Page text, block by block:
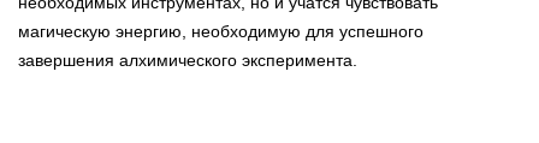
магическую энергию, необходимую для успешного
завершения алхимического эксперимента.